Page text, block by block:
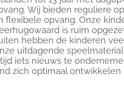
Wij bieden reguliere
flexibele opvang. Onze
is ruim
hebben de kinderen
uitdagende
iets nieuws te
zich optimaal ontwikkelen